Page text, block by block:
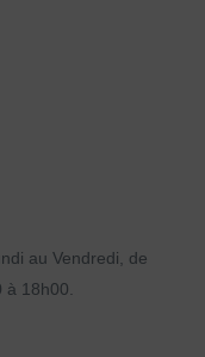
au Vendredi, de
à 18h00.